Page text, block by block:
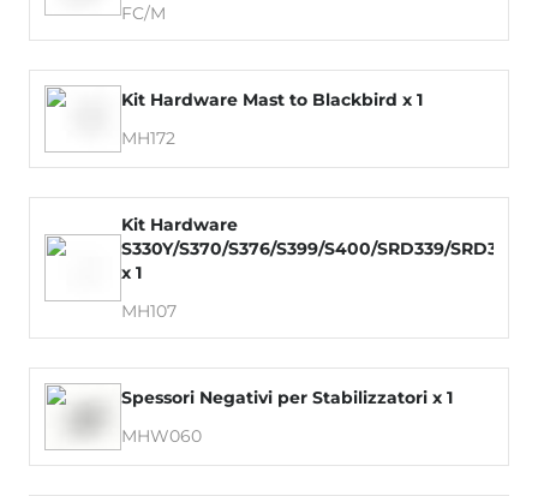
FC/M
Kit Hardware Mast to Blackbird x 1
MH172
Kit Hardware
S330Y/S370/S376/S399/S400/SRD339/SRD379
x 1
MH107
Spessori Negativi per Stabilizzatori x 1
MHW060